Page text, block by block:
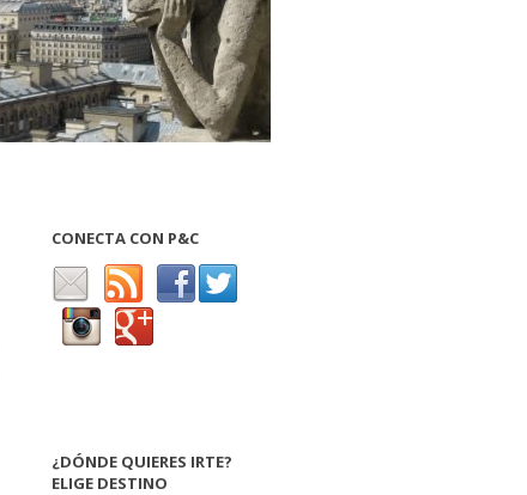
CONECTA CON P&C
¿DÓNDE QUIERES IRTE?
ELIGE DESTINO